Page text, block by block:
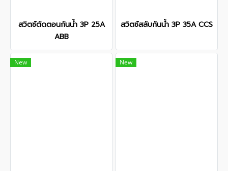
สวิตช์ตัดตอนกันน้ำ 3P 25A
ABB
สวิตช์สลับกันน้ำ 3P 35A CCS
New New